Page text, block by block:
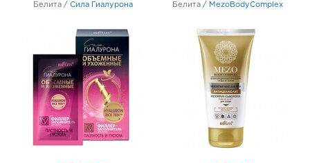
Белита / Сила Гиалурона Белита / MezoBodyComplex